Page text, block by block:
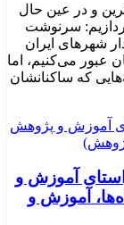
و در عین حال
سرنوشت
شهرهای ایران
عبور می‌کنیم، اما
که ساکنانشان
آموزش و
آموزش و